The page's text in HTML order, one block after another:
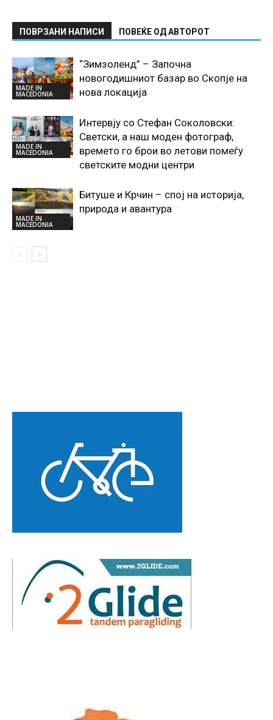
ПОВРЗАНИ НАПИСИ ПОВЕЌЕ ОД АВТОРОТ
MADE IN
MACEDONIA
“Зимзоленд” – Започна
новогодишниот базар во Скопје на
нова локација
MADE IN
MACEDONIA
Интервју со Стефан Соколовски:
Светски, а наш моден фотограф,
времето го брои во летови помеѓу
светските модни центри
MADE IN
MACEDONIA
Битуше и Крчин – спој на историја,
природа и авантура